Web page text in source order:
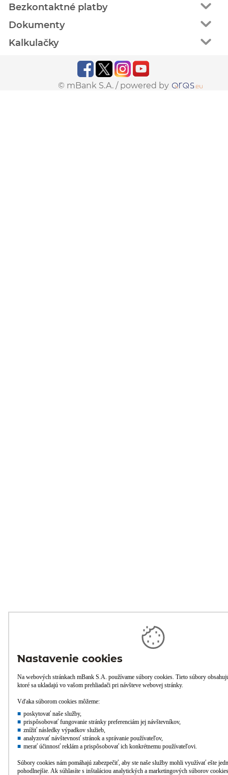
Bezkontaktné platby
Dokumenty
Kalkulačky
© mBank S.A. / powered by